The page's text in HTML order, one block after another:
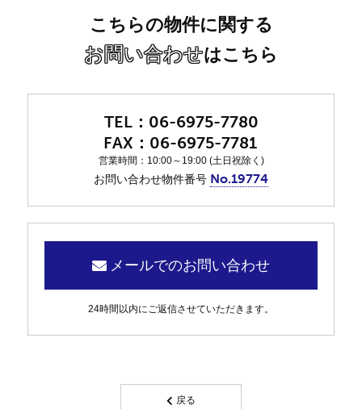
こちらの物件に関する
お問い合わせはこちら
06-6975-7780
06-6975-7781
営業時間：10:00～19:00 (土日祝除く)
お問い合わせ物件番号 No.19774
メールでのお問い合わせ
24時間以内にご返信させていただきます。
戻る